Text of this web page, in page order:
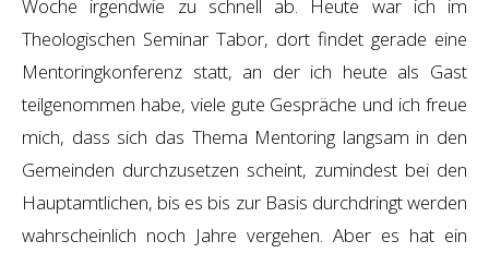
MEDIEN
KONTAKT
LINKS
Woche irgendwie zu schnell ab. Heute war ich im
Theologischen Seminar Tabor, dort findet gerade eine
Mentoringkonferenz statt, an der ich heute als Gast
teilgenommen habe, viele gute Gespräche und ich freue
mich, dass sich das Thema Mentoring langsam in den
Gemeinden durchzusetzen scheint, zumindest bei den
Hauptamtlichen, bis es bis zur Basis durchdringt werden
wahrscheinlich noch Jahre vergehen. Aber es hat ein